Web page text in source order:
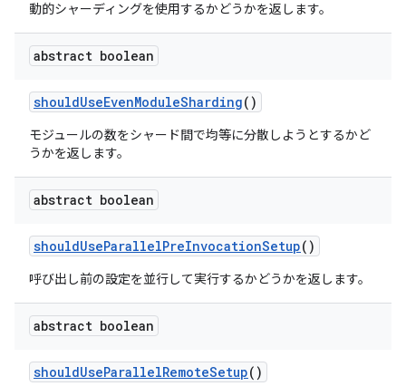
動的シャーディングを使用するかどうかを返します。
abstract boolean
shouldUseEvenModuleSharding()
モジュールの数をシャード間で均等に分散しようとするかど
うかを返します。
abstract boolean
shouldUseParallelPreInvocationSetup()
呼び出し前の設定を並行して実行するかどうかを返します。
abstract boolean
shouldUseParallelRemoteSetup()